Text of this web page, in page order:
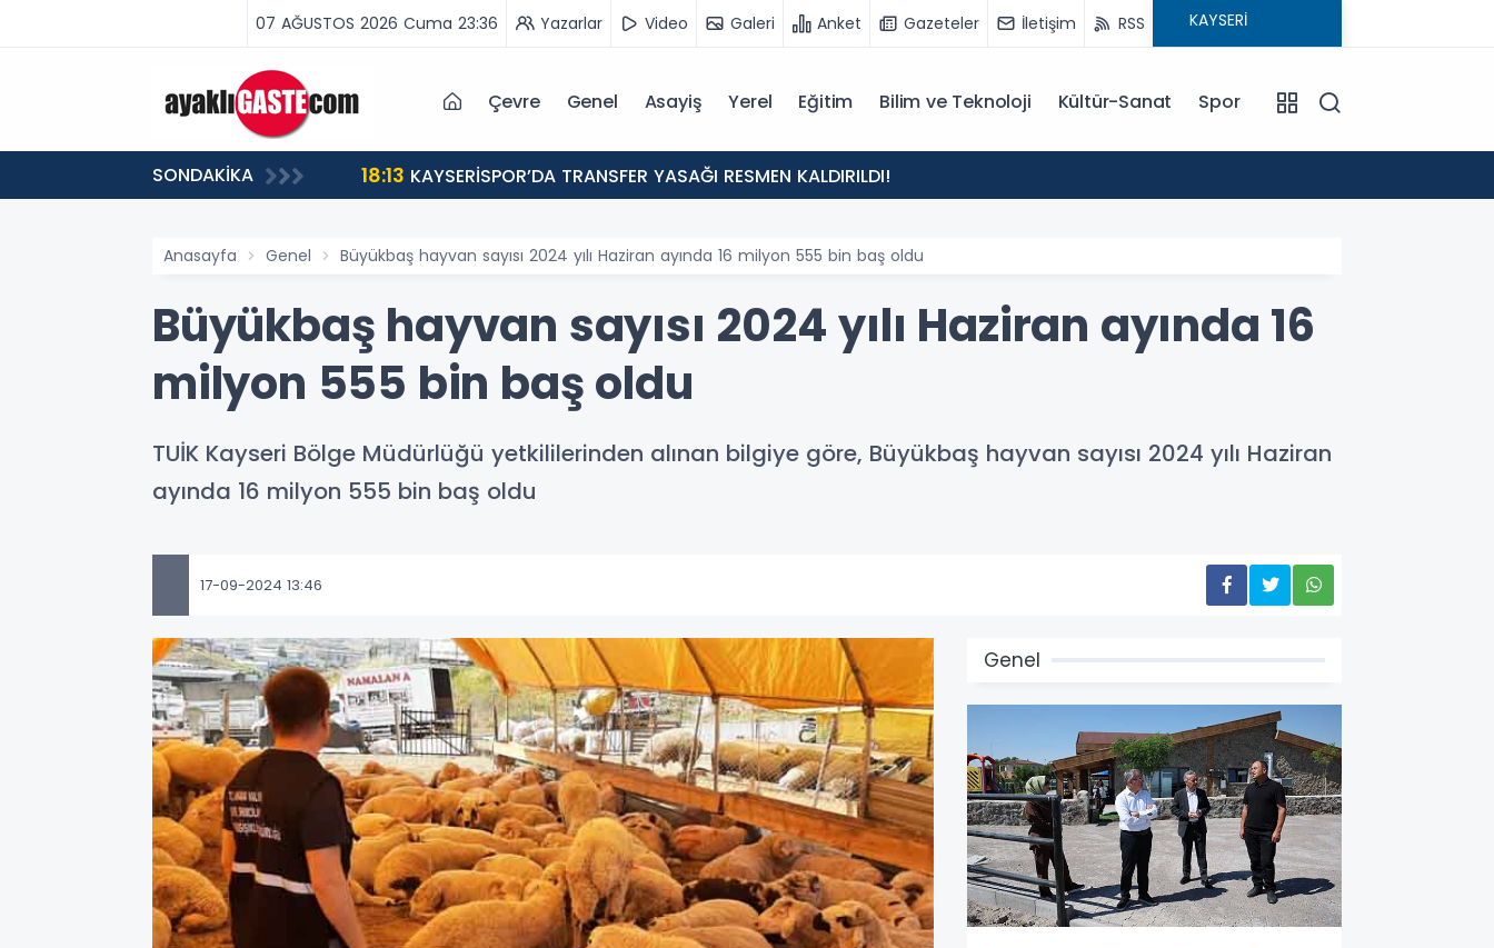
07 AĞUSTOS 2026 Cuma 23:36 Yazarlar Video Galeri Anket Gazeteler İletişim RSS
Çevre Genel Asayiş Yerel Eğitim Bilim ve Teknoloji Kültür-Sanat Spor
SONDAKİKA
VAR, MÜCADELE VAR!” 18:13 KAYSERİSPOR’DA TRANSFER YASAĞI RESMEN KALDIRILDI!
Anasayfa Genel Büyükbaş hayvan sayısı 2024 yılı Haziran ayında 16 milyon 555 bin baş oldu
Büyükbaş hayvan sayısı 2024 yılı Haziran ayında 16
milyon 555 bin baş oldu
TUİK Kayseri Bölge Müdürlüğü yetkililerinden alınan bilgiye göre, Büyükbaş hayvan sayısı 2024 yılı Haziran
ayında 16 milyon 555 bin baş oldu
17-09-2024 13:46
Genel